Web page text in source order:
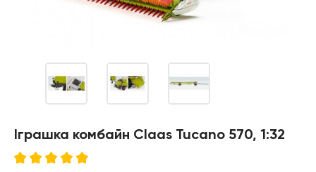
Іграшка комбайн Claas Tucano 570, 1:32